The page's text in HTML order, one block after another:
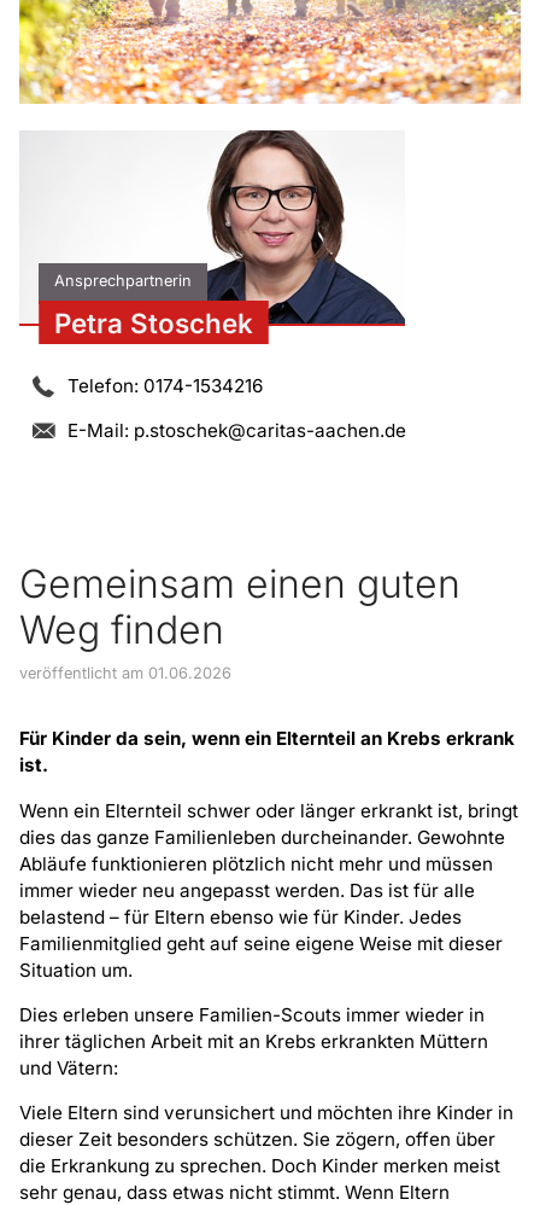
Gemeinsam einen guten
Weg finden
veröffentlicht am 01.06.2026
Für Kinder da sein, wenn ein Elternteil an Krebs erkrank
ist.
Wenn ein Elternteil schwer oder länger erkrankt ist, bringt
dies das ganze Familienleben durcheinander. Gewohnte
Abläufe funktionieren plötzlich nicht mehr und müssen
immer wieder neu angepasst werden. Das ist für alle
belastend – für Eltern ebenso wie für Kinder. Jedes
Familienmitglied geht auf seine eigene Weise mit dieser
Situation um.
Dies erleben unsere Familien-Scouts immer wieder in
ihrer täglichen Arbeit mit an Krebs erkrankten Müttern
und Vätern:
Viele Eltern sind verunsichert und möchten ihre Kinder in
dieser Zeit besonders schützen. Sie zögern, offen über
die Erkrankung zu sprechen. Doch Kinder merken meist
sehr genau, dass etwas nicht stimmt. Wenn Eltern
Ansprechpartnerin
Petra Stoschek
Telefon: 0174-1534216
E-Mail: p.stoschek@caritas-aachen.de